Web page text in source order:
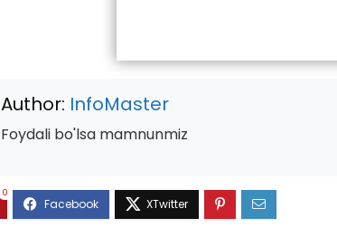
Author: InfoMaster
Foydali bo'lsa mamnunmiz
0